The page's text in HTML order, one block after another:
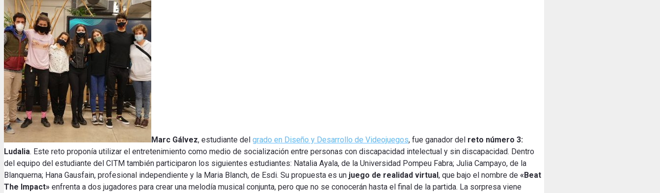
Marc Gálvez, estudiante del grado en Diseño y Desarrollo de Videojuegos, fue ganador del reto número 3:
Ludalia. Este reto proponía utilizar el entretenimiento como medio de socialización entre personas con discapacidad intelectual y sin discapacidad. Dentro
del equipo del estudiante del CITM también participaron los siguientes estudiantes: Natalia Ayala, de la Universidad Pompeu Fabra; Julia Campayo, de la
Blanquerna; Hana Gausfain, profesional independiente y la Maria Blanch, de Esdi. Su propuesta es un juego de realidad virtual, que bajo el nombre de «Beat
The Impact» enfrenta a dos jugadores para crear una melodía musical conjunta, pero que no se conocerán hasta el final de la partida. La sorpresa viene